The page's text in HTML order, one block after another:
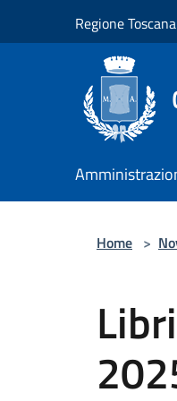
Regione Toscana
Home >